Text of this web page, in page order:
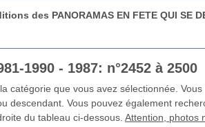
des PANORAMAS EN FETE QUI SE
1990 - 1987: n°2452 à 2500
catégorie que vous avez sélectionnée.
descendant. Vous pouvez également
du tableau ci-dessous. Attention, photos